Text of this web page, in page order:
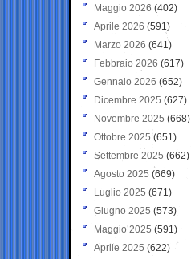
Maggio 2026 (402)
Aprile 2026 (591)
Marzo 2026 (641)
Febbraio 2026 (617)
Gennaio 2026 (652)
Dicembre 2025 (627)
Novembre 2025 (668)
Ottobre 2025 (651)
Settembre 2025 (662)
Agosto 2025 (669)
Luglio 2025 (671)
Giugno 2025 (573)
Maggio 2025 (591)
Aprile 2025 (622)